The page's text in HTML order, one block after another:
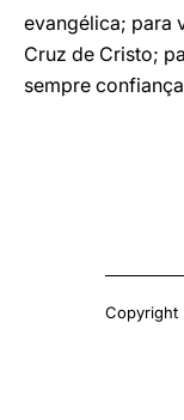
evangélica; para
Cruz de Cristo;
sempre
Copyright